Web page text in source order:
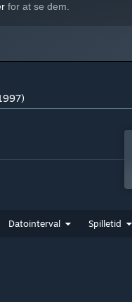
for at se dem.
Datointerval Spilletid